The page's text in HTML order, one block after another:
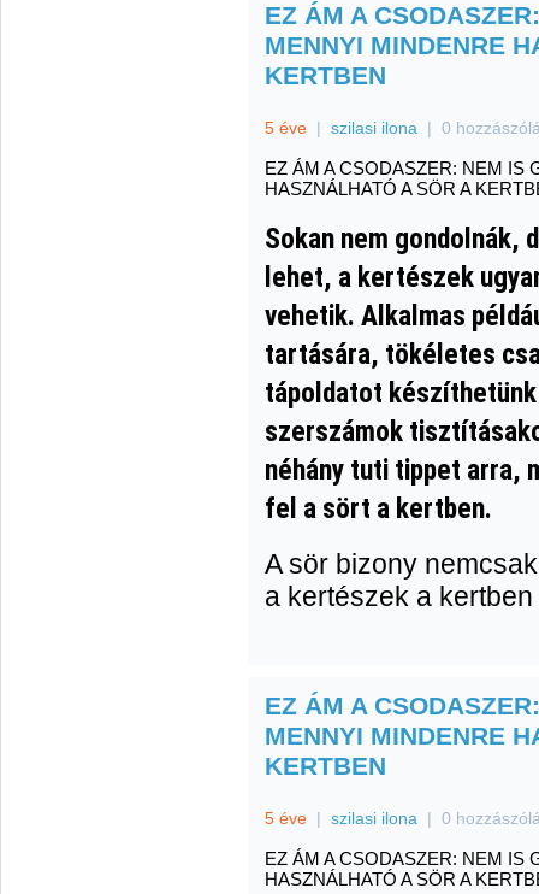
EZ ÁM A
MENNYI MINDENRE
KERTBEN
5 éve | szilasi ilona | 0
EZ ÁM A CSODASZER: NEM IS
HASZNÁLHATÓ A SÖR A
Sokan nem gondolnák,
lehet, a kertészek
vehetik. Alkalmas
tartására, tökéletes
tápoldatot
szerszámok
néhány tuti tippet arra,
fel a sört a kertben.
A sör bizony
a kertészek a
EZ ÁM A
MENNYI MINDENRE
KERTBEN
5 éve | szilasi ilona | 0
EZ ÁM A CSODASZER: NEM IS
HASZNÁLHATÓ A SÖR A